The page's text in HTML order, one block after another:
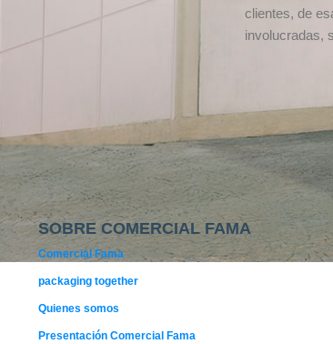
clientes, de
involucradas,
SOBRE COMERCIAL FAMA
Comercial Fama
packaging together
Quienes somos
Presentación Comercial Fama